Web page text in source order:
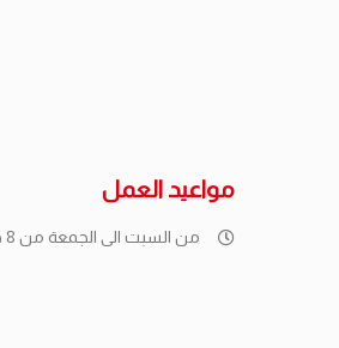
مواعيد العمل
من السبت الى الجمعة من 8 ص حتي 2 مساء